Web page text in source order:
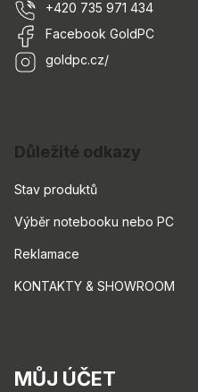
+420 735 971 434
Facebook GoldPC
goldpc.cz/
Důležité odkazy
Stav produktů
Výběr notebooku nebo PC
Reklamace
KONTAKTY & SHOWROOM
MŮJ ÚČET